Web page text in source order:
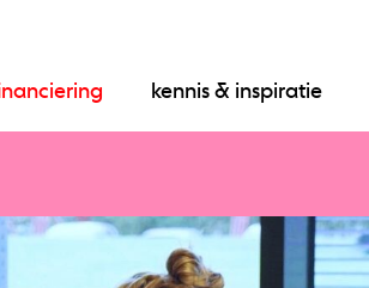
kennis & inspiratie